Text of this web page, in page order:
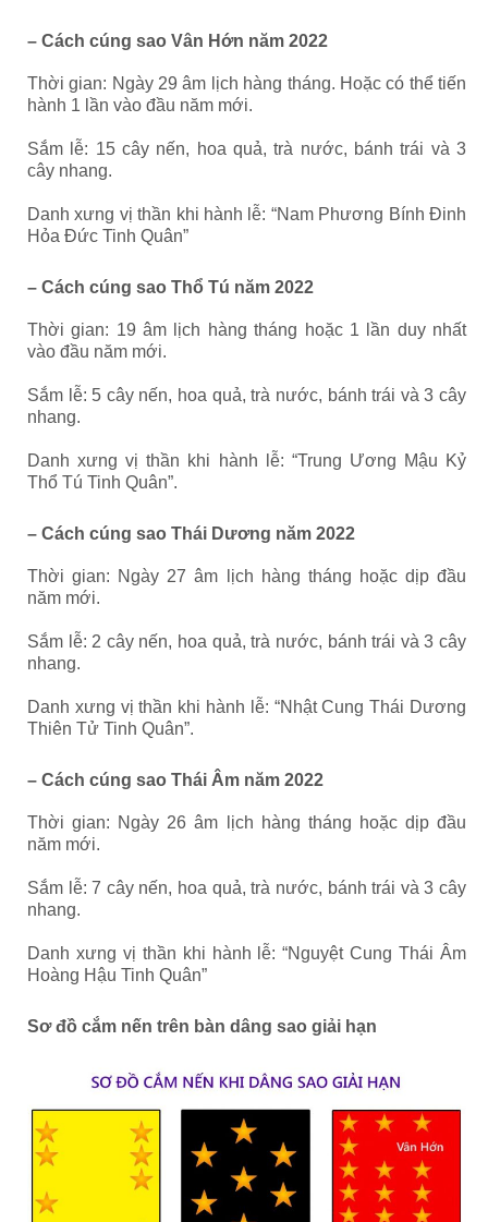
– Cách cúng sao Vân Hớn năm 2022
Thời gian: Ngày 29 âm lịch hàng tháng. Hoặc có thể tiến
hành 1 lần vào đầu năm mới.
Sắm lễ: 15 cây nến, hoa quả, trà nước, bánh trái và 3
cây nhang.
Danh xưng vị thần khi hành lễ: “Nam Phương Bính Đinh
Hỏa Đức Tinh Quân”
– Cách cúng sao Thổ Tú năm 2022
Thời gian: 19 âm lịch hàng tháng hoặc 1 lần duy nhất
vào đầu năm mới.
Sắm lễ: 5 cây nến, hoa quả, trà nước, bánh trái và 3 cây
nhang.
Danh xưng vị thần khi hành lễ: “Trung Ương Mậu Kỷ
Thổ Tú Tinh Quân”.
– Cách cúng sao Thái Dương năm 2022
Thời gian: Ngày 27 âm lịch hàng tháng hoặc dịp đầu
năm mới.
Sắm lễ: 2 cây nến, hoa quả, trà nước, bánh trái và 3 cây
nhang.
Danh xưng vị thần khi hành lễ: “Nhật Cung Thái Dương
Thiên Tử Tinh Quân”.
– Cách cúng sao Thái Âm năm 2022
Thời gian: Ngày 26 âm lịch hàng tháng hoặc dịp đầu
năm mới.
Sắm lễ: 7 cây nến, hoa quả, trà nước, bánh trái và 3 cây
nhang.
Danh xưng vị thần khi hành lễ: “Nguyệt Cung Thái Âm
Hoàng Hậu Tinh Quân”
Sơ đồ cắm nến trên bàn dâng sao giải hạn